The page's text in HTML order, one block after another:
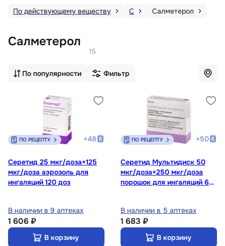
По действующему веществу
С Салметерол
Салметерол
15
По популярности Фильтр
ПО РЕЦЕПТУ +48
Серетид 25 мкг/доза+125
мкг/доза аэрозоль для
ингаляций 120 доз
В наличии в 9 аптеках
1 606 ₽
В корзину
ПО РЕЦЕПТУ +50
Серетид Мультидиск 50
мкг/доза+250 мкг/доза
порошок для ингаляций 60
В наличии в 5 аптеках
1 683 ₽
В корзину